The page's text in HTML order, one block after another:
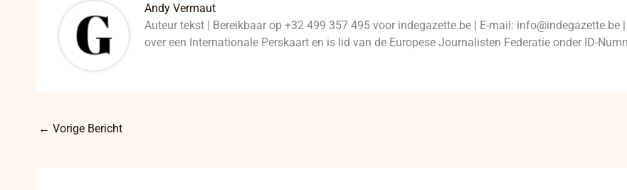
Andy Vermaut
Auteur tekst | Bereikbaar op +32 499 357 495 voor indegazette.be | E-mail: info@indegazette.be
over een Internationale Perskaart en is lid van de Europese Journalisten Federatie onder ID-
← Vorige Bericht